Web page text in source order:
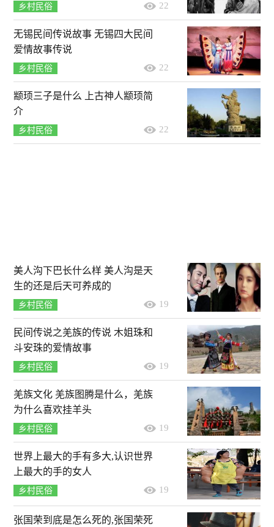
乡村民俗 22
无锡民间传说故事 无锡四大民间
爱情故事传说
乡村民俗 22
颛顼三子是什么 上古神人颛顼简
介
乡村民俗 22
美人沟下巴长什么样 美人沟是天
生的还是后天可养成的
乡村民俗 19
民间传说之羌族的传说 木姐珠和
斗安珠的爱情故事
乡村民俗 19
羌族文化 羌族图腾是什么，羌族
为什么喜欢挂羊头
乡村民俗 19
世界上最大的手有多大,认识世界
上最大的手的女人
乡村民俗 19
张国荣到底是怎么死的,张国荣死